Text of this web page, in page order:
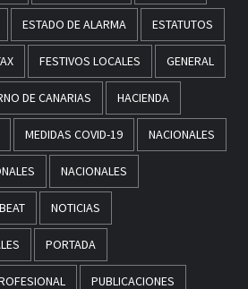
ESTADO DE ALARMA ESTATUTOS
FESTIVOS LOCALES GENERAL
DE CANARIAS HACIENDA
MEDIDAS COVID-19 NACIONALES
NACIONALES
NOTICIAS
PORTADA
PUBLICACIONES